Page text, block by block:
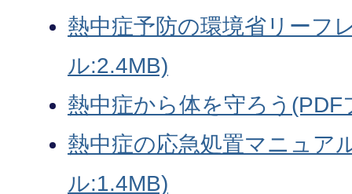
熱中症予防の環境省リーフ
ル:2.4MB)
熱中症から体を守ろう
熱中症の応急処置マニュア
ル:1.4MB)